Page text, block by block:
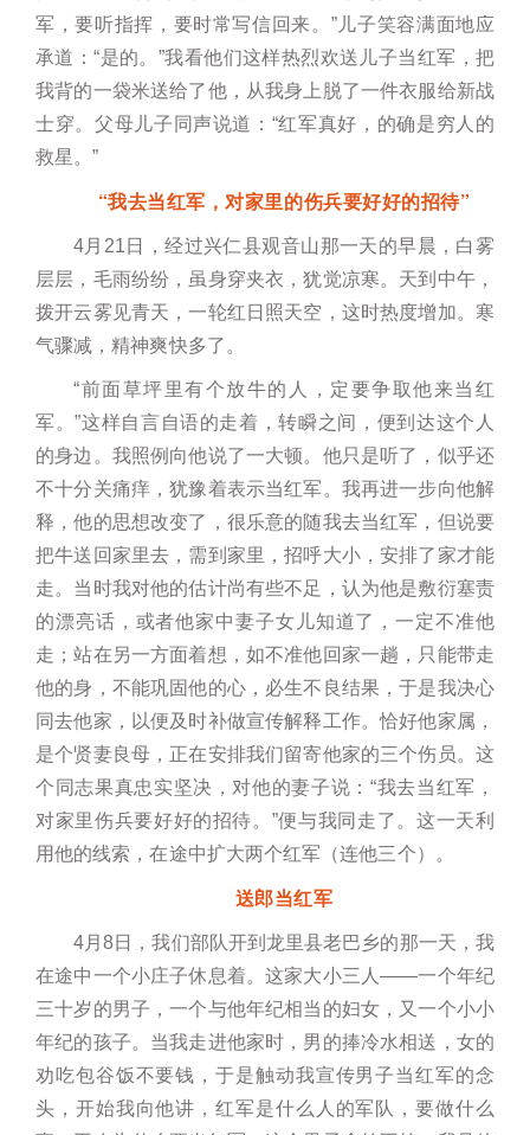
军，要听指挥，要时常写信回来。”儿子笑容满面地应
承道：“是的。”我看他们这样热烈欢送儿子当红军，把
我背的一袋米送给了他，从我身上脱了一件衣服给新战
士穿。父母儿子同声说道：“红军真好，的确是穷人的
救星。”
“我去当红军，对家里的伤兵要好好的招待”
4月21日，经过兴仁县观音山那一天的早晨，白雾
层层，毛雨纷纷，虽身穿夹衣，犹觉凉寒。天到中午，
拨开云雾见青天，一轮红日照天空，这时热度增加。寒
气骤减，精神爽快多了。
“前面草坪里有个放牛的人，定要争取他来当红
军。”这样自言自语的走着，转瞬之间，便到达这个人
的身边。我照例向他说了一大顿。他只是听了，似乎还
不十分关痛痒，犹豫着表示当红军。我再进一步向他解
释，他的思想改变了，很乐意的随我去当红军，但说要
把牛送回家里去，需到家里，招呼大小，安排了家才能
走。当时我对他的估计尚有些不足，认为他是敷衍塞责
的漂亮话，或者他家中妻子女儿知道了，一定不准他
走；站在另一方面着想，如不准他回家一趟，只能带走
他的身，不能巩固他的心，必生不良结果，于是我决心
同去他家，以便及时补做宣传解释工作。恰好他家属，
是个贤妻良母，正在安排我们留寄他家的三个伤员。这
个同志果真忠实坚决，对他的妻子说：“我去当红军，
对家里伤兵要好好的招待。”便与我同走了。这一天利
用他的线索，在途中扩大两个红军（连他三个）。
送郎当红军
4月8日，我们部队开到龙里县老巴乡的那一天，我
在途中一个小庄子休息着。这家大小三人——一个年纪
三十岁的男子，一个与他年纪相当的妇女，又一个小小
年纪的孩子。当我走进他家时，男的捧冷水相送，女的
劝吃包谷饭不要钱，于是触动我宣传男子当红军的念
头，开始我向他讲，红军是什么人的军队，要做什么